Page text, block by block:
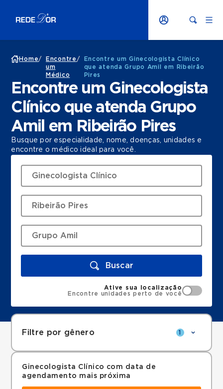
Home/
Encontre
um
Médico
/
Encontre um Ginecologista Clínico
que atenda Grupo Amil em Ribeirão
Pires
Encontre um Ginecologista
Clínico que atenda Grupo
Amil em Ribeirão Pires
Busque por especialidade, nome, doenças, unidades e
encontre o médico ideal para você.
Buscar
Ative sua localização
Encontre unidades perto de você
Filtre por gênero 1
Ginecologista Clínico com data de
agendamento mais próxima